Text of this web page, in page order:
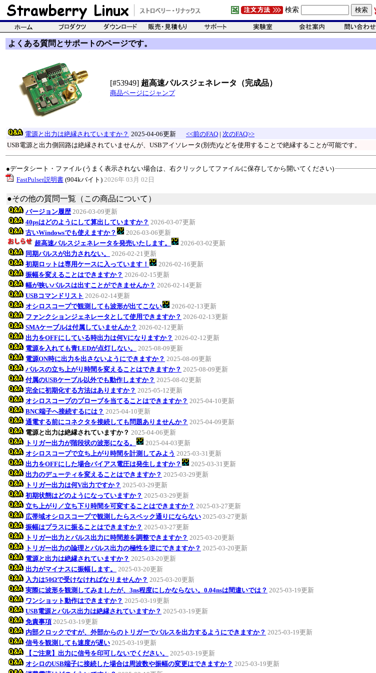
検索
よくある質問とサポートのページです。
[#53949] 超高速パルスジェネレータ（完成品）
商品ページにジャンプ
電源と出力は絶縁されていますか？ 2025-04-06更新 <<前のFAQ | 次のFAQ>>
USB電源と出力側回路は絶縁されていませんが、USBアイソレータ(別売)などを使用することで絶縁することが可能です。
●データシート・ファイル (うまく表示されない場合は、右クリックしてファイルに保存してから開いてください)
FastPulser説明書 (904kバイト) 2026年 03月 02日
●その他の質問一覧（この商品について）
バージョン履歴 2026-03-09更新
40psはどのようにして算出していますか？ 2026-03-07更新
古いWindowsでも使えますか？
2026-03-06更新
超高速パルスジェネレータを発売いたします。
2026-03-02更新
同期パルスが出力されない。
2026-02-21更新
初期ロットは専用ケースに入っています！
2026-02-16更新
振幅を変えることはできますか？ 2026-02-15更新
幅が狭いパルスは出すことができませんか？ 2026-02-14更新
USBコマンドリスト 2026-02-14更新
オシロスコープで観測しても波形が出てこない
2026-02-13更新
ファンクションジェネレータとして使用できますか？ 2026-02-13更新
SMAケーブルは付属していませんか？ 2026-02-12更新
出力をOFFにしている時出力は何Vになりますか？ 2026-02-12更新
電源を入れても青LEDが点灯しない。
2025-08-09更新
電源ON時に出力を出さないようにできますか？ 2025-08-09更新
パルスの立ち上がり時間を変えることはできますか？ 2025-08-09更新
付属のUSBケーブル以外でも動作しますか？ 2025-08-02更新
完全に初期化する方法はありますか？ 2025-05-12更新
オシロスコープのプローブを当てることはできますか？ 2025-04-10更新
BNC端子へ接続するには？ 2025-04-10更新
通電する前にコネクタを接続しても問題ありませんか？ 2025-04-09更新
電源と出力は絶縁されていますか？ 2025-04-06更新
トリガー出力が階段状の波形になる。
2025-04-03更新
オシロスコープで立ち上がり時間を計測してみよう 2025-03-31更新
出力をOFFにした場合バイアス電圧は発生しますか？
2025-03-31更新
出力のデューティを変えることはできますか？ 2025-03-29更新
トリガー出力は何V出力ですか？ 2025-03-29更新
初期状態はどのようになっていますか？ 2025-03-29更新
立ち上がり／立ち下り時間を可変することはできますか？ 2025-03-27更新
広帯域オシロスコープで観測したらスペック通りにならない 2025-03-27更新
振幅はプラスに振ることはできますか？ 2025-03-27更新
トリガー出力とパルス出力に時間差を調整できますか？ 2025-03-20更新
トリガー出力の論理とパルス出力の極性を逆にできますか？ 2025-03-20更新
電源と出力は絶縁されていますか？ 2025-03-20更新
出力がマイナスに振幅します。
2025-03-20更新
入力は50Ωで受けなければなりませんか？ 2025-03-20更新
実際に波形を観測してみましたが、3ns程度にしかならない。0.04nsは間違いでは？ 2025-03-19更新
ワンショット動作はできますか？ 2025-03-19更新
USB電源とパルス出力は絶縁されていますか？ 2025-03-19更新
免責事項 2025-03-19更新
内部クロックですが、外部からのトリガーでパルスを出力するようにできますか？ 2025-03-19更新
信号を観測しても速度が遅い 2025-03-19更新
【ご注意】出力に信号を印可しないでください。
2025-03-19更新
オシロのUSB端子に接続した場合は周波数や振幅の変更はできますか？ 2025-03-19更新